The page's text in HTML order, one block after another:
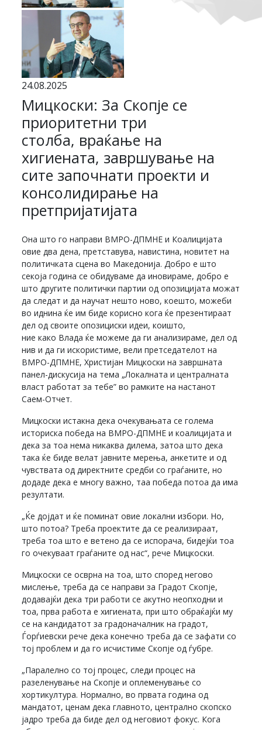
24.08.2025
Мицкоски: За Скопје се
приоритетни три
столба, враќање на
хигиената, завршување на
сите започнати проекти и
консолидирање на
претпријатијата
Она што го направи ВМРО-ДПМНЕ и Коалицијата
овие два дена, претставува, навистина, новитет на
политичката сцена во Македонија. Добро е што
секоја година се обидуваме да иновираме, добро е
што другите политички партии од опозицијата можат
да следат и да научат нешто ново, коешто, можеби
во иднина ќе им биде корисно кога ќе презентираат
дел од своите опозициски идеи, коишто,
ние како Влада ќе можеме да ги анализираме, дел од
нив и да ги искористиме, вели претседателот на
ВМРО-ДПМНЕ, Христијан Мицкоски на завршната
панел-дискусија на тема „Локалната и централната
власт работат за тебе” во рамките на настанот
Саем-Отчет.
Мицкоски истакна дека очекувањата се голема
историска победа на ВМРО-ДПМНЕ и коалицијата и
дека за тоа нема никаква дилема, затоа што дека
така ќе биде велат јавните мерења, анкетите и од
чувствата од директните средби со граѓаните, но
додаде дека е многу важно, таа победа потоа да има
резултати.
„Ќе дојдат и ќе поминат овие локални избори. Но,
што потоа? Треба проектите да се реализираат,
треба тоа што е ветено да се испорача, бидејќи тоа
го очекуваат граѓаните од нас“, рече Мицкоски.
Мицкоски се осврна на тоа, што според негово
мислење, треба да се направи за Градот Скопје,
додавајќи дека три работи се акутно неопходни и
тоа, прва работа е хигиената, при што обраќајќи му
се на кандидатот за градоначалник на градот,
Ѓорѓиевски рече дека конечно треба да се зафати со
тој проблем и да го исчистиме Скопје од ѓубре.
„Паралелно со тој процес, следи процес на
разеленување на Скопје и оплеменување со
хортикултура. Нормално, во првата година од
мандатот, ценам дека главното, централно скопско
јадро треба да биде дел од неговиот фокус. Кога